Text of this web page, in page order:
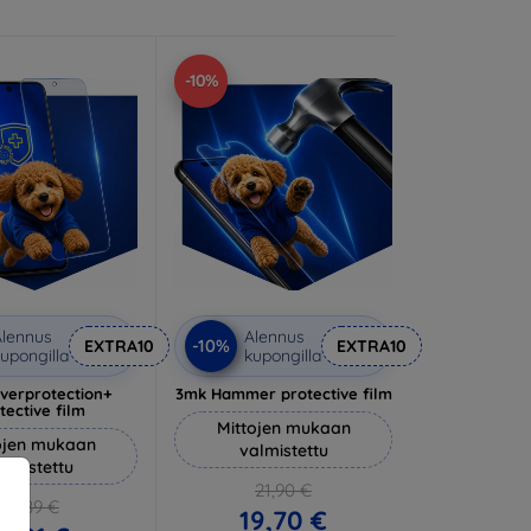
EXTRA10
film
mukaan
20,89 €
-10%
-10%
Alennus
kupongilla
EXTRA10
3mk Hammer protective film
Mittojen mukaan
valmistettu
21,90 €
19,70 €